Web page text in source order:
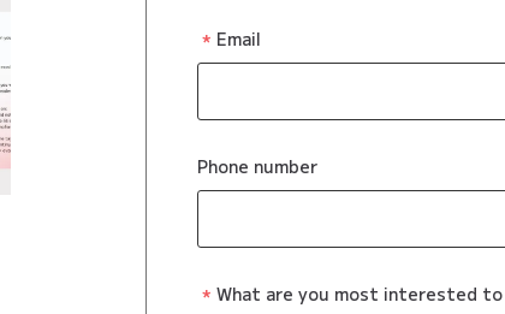
Email
Phone number
What are you most interested to